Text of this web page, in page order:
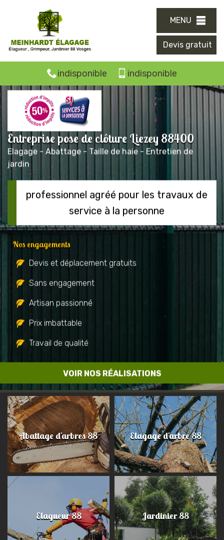
MENU
Devis gratuit
indisponible indisponible
Entreprise pose de clôture Liezey 88400
Elagage - Abattage - Taille de haie - Entretien de
jardin
VOIR NOS RÉALISATIONS
professionnel agréé pour les travaux de
service à la personne
Nos engagements
Devis et déplacement gratuits
Sans engagement
Artisan passionné
Prix imbattable
Travail de qualité
Abattage d'arbres 88 Elagage d'arbre 88
Elagueur 88 Jardinier 88